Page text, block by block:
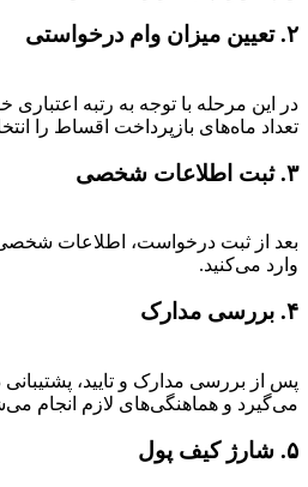
۲. تعیین میزان وام درخواستی
در این مرحله با توجه به رتبه اعتباری
تعداد ماه‌های بازپرداخت اقساط را
۳. ثبت اطلاعات شخصی
بعد از ثبت درخواست، اطلاعات
وارد می‌کنید.
۴. بررسی مدارک
پس از بررسی مدارک و تایید،
می‌گیرد و هماهنگی‌های لازم انجام
۵. شارژ کیف پول